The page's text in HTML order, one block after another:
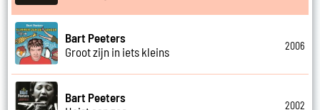
Bart Peeters
Groot zijn in iets kleins
2006
Bart Peeters
2002